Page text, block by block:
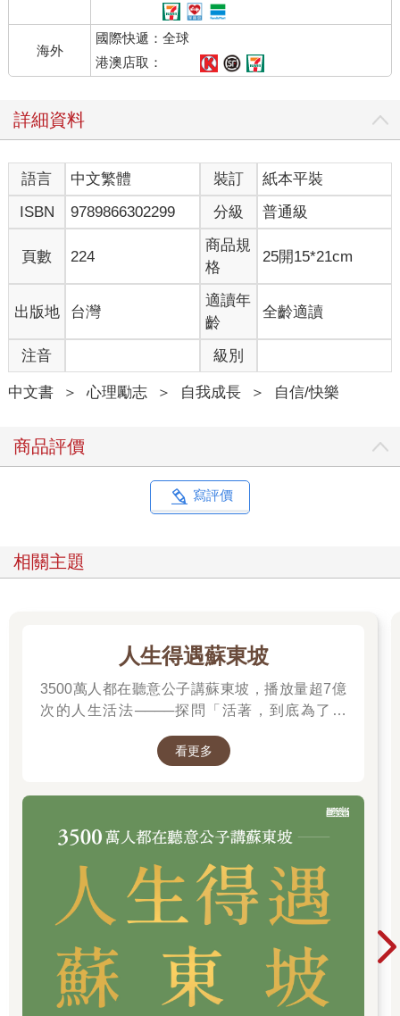
海外
國際快遞：全球
港澳店取：
詳細資料
語言 中文繁體 裝訂
紙本平裝
ISBN
9789866302299 分級 普通級
頁數 224
商品規
格
25開15*21cm
出版地 台灣
適讀年
齡
全齡適讀
注音 級別
中文書 ＞ 心理勵志 ＞ 自我成長 ＞ 自信/快樂
商品評價
寫評價
相關主題
人生得遇蘇東坡
3500萬人都在聽意公子講蘇東坡，播放量超7億
次的人生活法────探問「活著，到底為了什
看更多